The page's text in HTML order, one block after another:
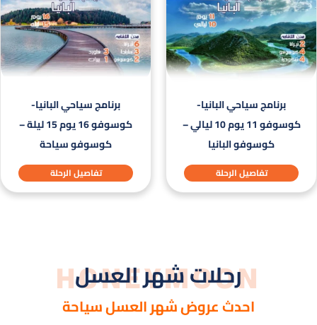
برنامج سياحي البانيا-
كوسوفو 11 يوم 10 ليالي –
كوسوفو البانيا
تفاصيل الرحلة
برنامج سياحي البانيا-
كوسوفو 16 يوم 15 ليلة –
كوسوفو سياحة
تفاصيل الرحلة
HONEYMOON
رحلات شهر العسل
احدث عروض شهر العسل سياحة